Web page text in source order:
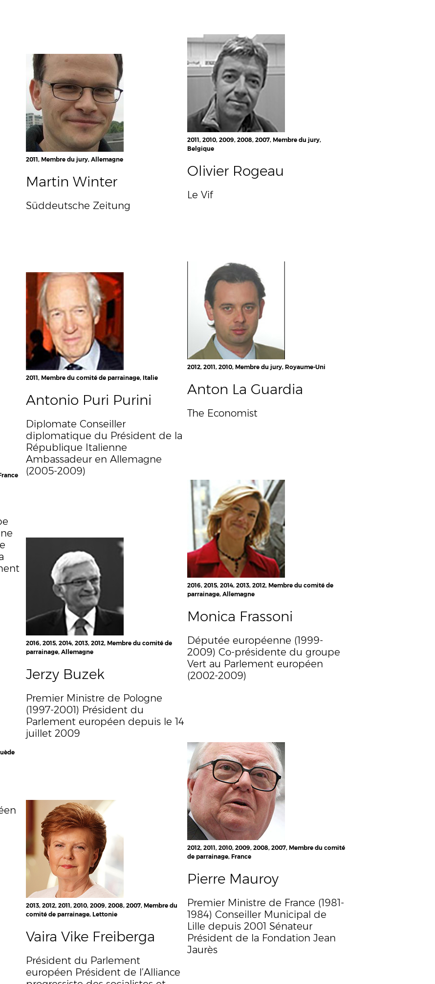
2011, 2010, 2009, 2008, 2007, Membre du jury,
Belgique
Olivier Rogeau
Le Vif
2011, Membre du jury, Allemagne
Martin Winter
Süddeutsche Zeitung
2012, 2011, 2010, Membre du jury, Royaume-Uni
Anton La Guardia
The Economist
2011, Membre du comité de parrainage, Italie
Antonio Puri Purini
Diplomate Conseiller
diplomatique du Président de la
République Italienne
Ambassadeur en Allemagne
(2005-2009)
2016, 2015, 2014, 2013, 2012, Membre du comité de
parrainage, Allemagne
Monica Frassoni
Députée européenne (1999-
2009) Co-présidente du groupe
Vert au Parlement européen
(2002-2009)
2016, 2015, 2014, 2013, 2012, Membre du comité de
parrainage, Allemagne
Jerzy Buzek
Premier Ministre de Pologne
(1997-2001) Président du
Parlement européen depuis le 14
juillet 2009
2012, 2011, 2010, 2009, 2008, 2007, Membre du comité
de parrainage, France
Pierre Mauroy
Premier Ministre de France (1981-
1984) Conseiller Municipal de
Lille depuis 2001 Sénateur
Président de la Fondation Jean
Jaurès
2013, 2012, 2011, 2010, 2009, 2008, 2007, Membre du
comité de parrainage, Lettonie
Vaira Vike Freiberga
Président du Parlement
européen Président de l’Alliance